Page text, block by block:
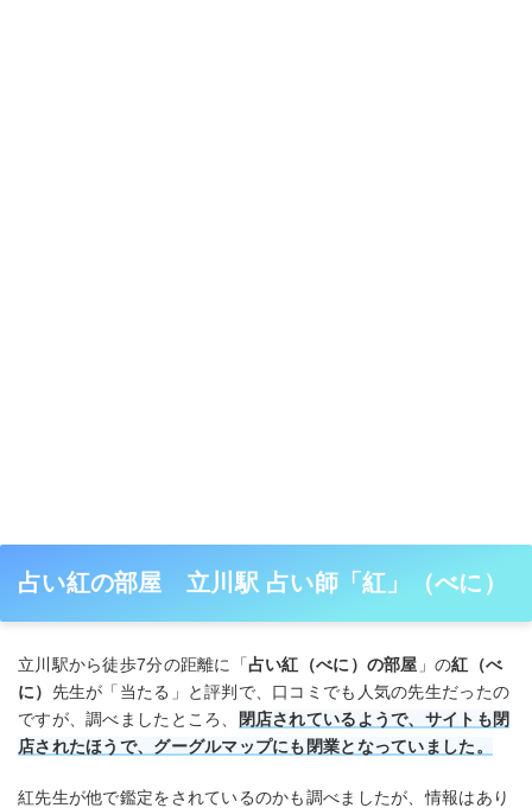
占い紅の部屋 立川駅 占い師「紅」（べに）
立川駅から徒歩7分の距離に「占い紅（べに）の部屋 」の紅（べ
に） 先生が「当たる」と評判で、口コミでも人気の先生だったの
ですが、調べましたところ、
閉店されているようで、サイトも閉
店されたほうで、グーグルマップにも閉業となっていました。
紅先生が他で鑑定をされているのかも調べましたが、情報はあり